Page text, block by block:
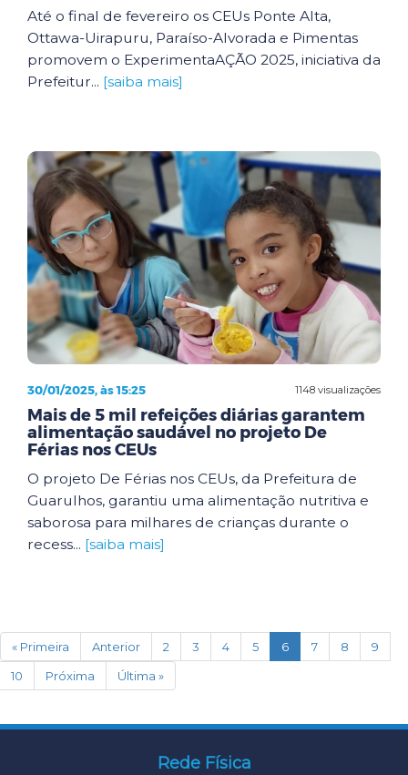
Até o final de fevereiro os CEUs Ponte Alta,
Ottawa-Uirapuru, Paraíso-Alvorada e Pimentas
promovem o ExperimentaAÇÃO 2025, iniciativa da
Prefeitur... [saiba mais]
1148 visualizações
30/01/2025, às 15:25
Mais de 5 mil refeições diárias garantem
alimentação saudável no projeto De
Férias nos CEUs
O projeto De Férias nos CEUs, da Prefeitura de
Guarulhos, garantiu uma alimentação nutritiva e
saborosa para milhares de crianças durante o
recess... [saiba mais]
« Primeira Anterior 2 3 4 5 6(current)
7 8
9
10
Próxima Última »
Rede Física